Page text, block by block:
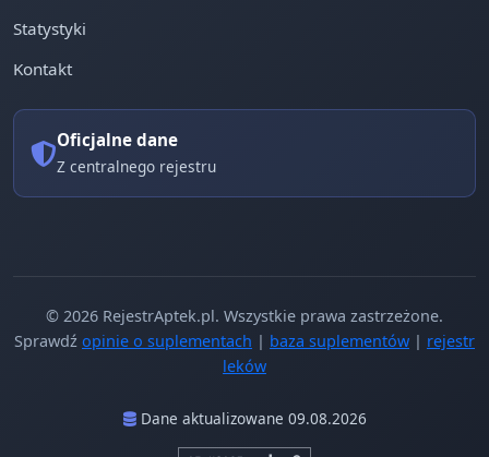
Statystyki
Kontakt
Oficjalne dane
Z centralnego rejestru
© 2026 RejestrAptek.pl. Wszystkie prawa zastrzeżone.
Sprawdź opinie o suplementach | baza suplementów | rejestr
leków
Dane aktualizowane 09.08.2026